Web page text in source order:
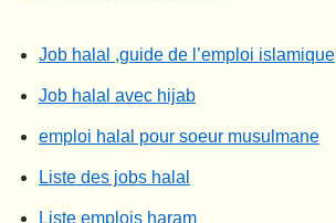
Job halal ,guide de l’emploi islamique
Job halal avec hijab
emploi halal pour soeur musulmane
Liste des jobs halal
Liste emplois haram